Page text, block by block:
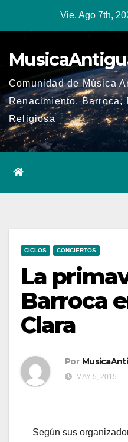
Vie. Ago 7th,
Comunidad de Música
Renacimiento, Barroca,
Religiosa
CICLOS CONCIERTOS
La
Barroca
Clara
Por
MAY 5, 2015
Según sus